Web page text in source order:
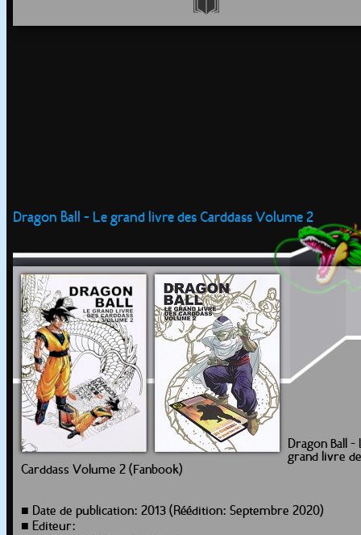
Dragon Ball - Le grand livre des Carddass Volume 2
Dragon Ball -
grand livre
Carddass Volume 2 (Fanbook)
■ Date de publication: 2013 (Réédition: Septembre 2020)
■ Editeur: